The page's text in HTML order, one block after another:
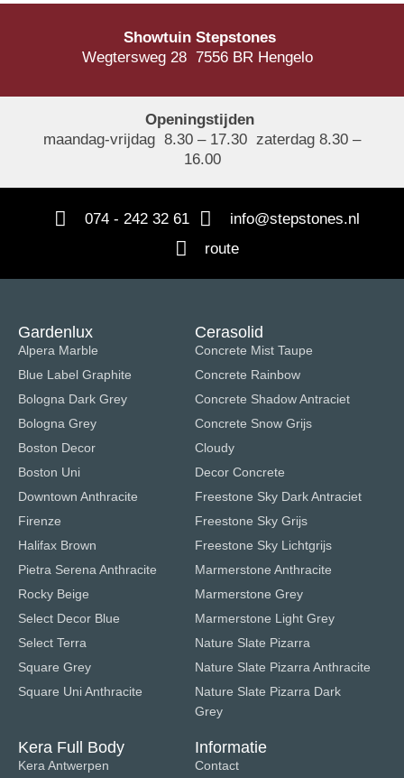
Showtuin Stepstones
Wegtersweg 28 7556 BR Hengelo
Openingstijden
maandag-vrijdag 8.30 – 17.30 zaterdag 8.30 –
16.00
074 - 242 32 61
info@stepstones.nl
route
Gardenlux
Alpera Marble
Blue Label Graphite
Bologna Dark Grey
Bologna Grey
Boston Decor
Boston Uni
Downtown Anthracite
Firenze
Halifax Brown
Pietra Serena Anthracite
Rocky Beige
Select Decor Blue
Select Terra
Square Grey
Square Uni Anthracite
Cerasolid
Concrete Mist Taupe
Concrete Rainbow
Concrete Shadow Antraciet
Concrete Snow Grijs
Cloudy
Decor Concrete
Freestone Sky Dark Antraciet
Freestone Sky Grijs
Freestone Sky Lichtgrijs
Marmerstone Anthracite
Marmerstone Grey
Marmerstone Light Grey
Nature Slate Pizarra
Nature Slate Pizarra Anthracite
Nature Slate Pizarra Dark
Grey
Kera Full Body
Kera Antwerpen
Informatie
Contact